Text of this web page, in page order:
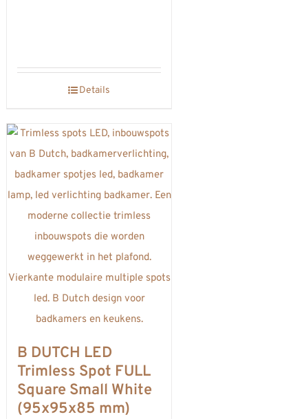
Details
B DUTCH LED
Trimless Spot FULL
Square Small White
(95x95x85 mm)